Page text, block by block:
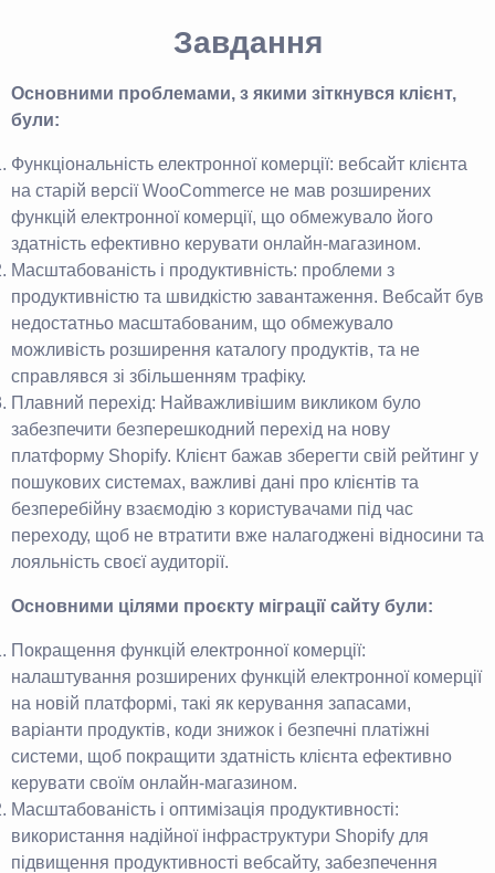
Завдання
Основними проблемами, з якими зіткнувся клієнт,
були:
Функціональність електронної комерції: вебсайт клієнта
на старій версії WooCommerce не мав розширених
функцій електронної комерції, що обмежувало його
здатність ефективно керувати онлайн-магазином.
Масштабованість і продуктивність: проблеми з
продуктивністю та швидкістю завантаження. Вебсайт був
недостатньо масштабованим, що обмежувало
можливість розширення каталогу продуктів, та не
справлявся зі збільшенням трафіку.
Плавний перехід: Найважливішим викликом було
забезпечити безперешкодний перехід на нову
платформу Shopify. Клієнт бажав зберегти свій рейтинг у
пошукових системах, важливі дані про клієнтів та
безперебійну взаємодію з користувачами під час
переходу, щоб не втратити вже налагоджені відносини та
лояльність своєї аудиторії.
Основними цілями проєкту міграції сайту були:
Покращення функцій електронної комерції:
налаштування розширених функцій електронної комерції
на новій платформі, такі як керування запасами,
варіанти продуктів, коди знижок і безпечні платіжні
системи, щоб покращити здатність клієнта ефективно
керувати своїм онлайн-магазином.
Масштабованість і оптимізація продуктивності:
використання надійної інфраструктури Shopify для
підвищення продуктивності вебсайту, забезпечення